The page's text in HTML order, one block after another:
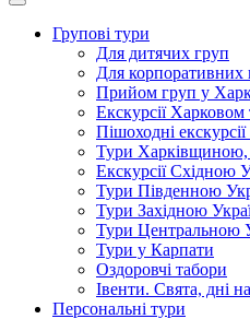
Групові тури
Для дитячих груп
Для корпоративних
Прийом груп у
Екскурсії Харковом
Пішоходні
Тури Харківщиною,
Екскурсії Східною
Тури Південною
Тури Західною
Тури Центральною
Тури у Карпати
Оздоровчі табори
Івенти. Свята, дні
Персональні тури